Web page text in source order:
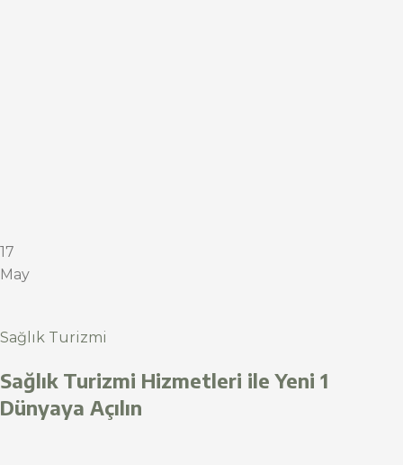
17
May
Sağlık Turizmi
Sağlık Turizmi Hizmetleri ile Yeni 1
Dünyaya Açılın